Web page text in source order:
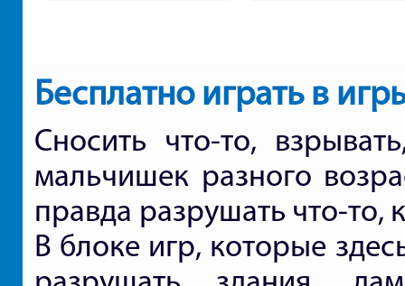
Бесплатно играть в
Сносить что-то,
мальчишек разного
правда разрушать что-то,
В блоке игр, которые